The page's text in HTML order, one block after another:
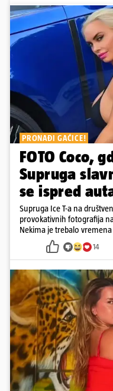
PRONAĐI GAĆICE!
FOTO Coco,
Supruga
se ispred
Supruga Ice T-a na
provokativnih fotografija
Nekima je trebalo
14